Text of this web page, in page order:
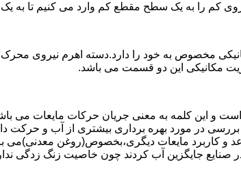
کم را به یک سطح مقطع کم وارد می کنیم تا به
مخصوص به خود را دارد.دسته اهرم نیروی
مکانیکی این دو قسمت می باشد.
است و این کلمه به معنی جریان حرکات مایعات می
در مورد بهره برداری بیشتری از آب و
و کاربرد مایعات دیگری،بخصوص(روغن معدنی)می
جایگزین آب کردند چون خاصیت زنگ زدگی